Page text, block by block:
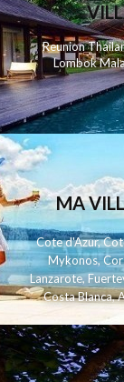
Reunion
Lombok
MA
Cote d'Azur,
Mykonos,
Lanzarote,
Costa Blanca,